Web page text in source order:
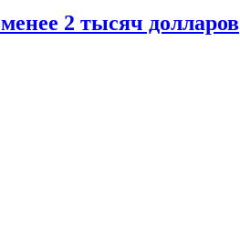
2 тысяч долларов